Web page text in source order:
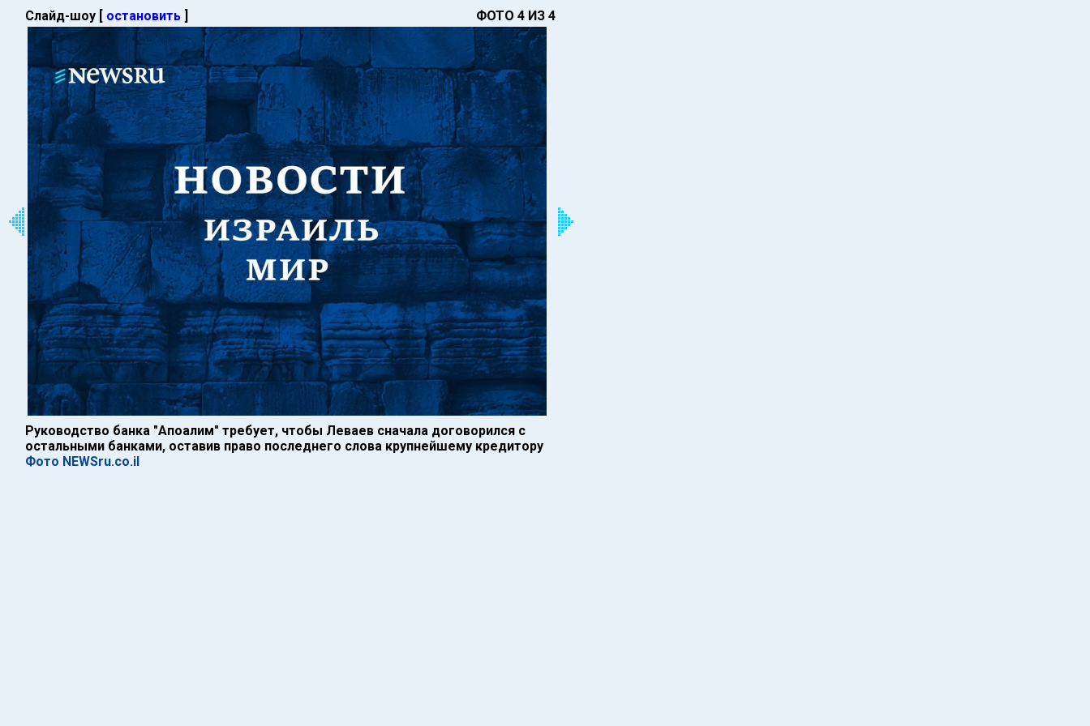
Слайд-шоу [ остановить ] ФОТО 4 ИЗ 4
Руководство банка "Апоалим" требует, чтобы Леваев сначала договорился с
остальными банками, оставив право последнего слова крупнейшему кредитору
Фото NEWSru.co.il